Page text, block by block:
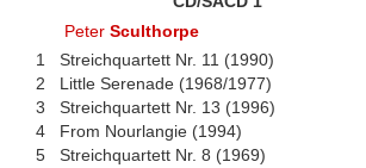
PeterSculthorpe
1
Streichquartett Nr. 11 (1990)
2
Little Serenade (1968/1977)
3
Streichquartett Nr. 13 (1996)
4
From Nourlangie (1994)
5
Streichquartett Nr. 8 (1969)